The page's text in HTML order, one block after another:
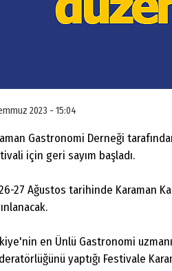
2023 - 15:04
Gastronomi Derneği
için geri sayım başladı.
27 Ağustos tarihinde Karaman
en Ünlü Gastronomi
yaptığı Festivale